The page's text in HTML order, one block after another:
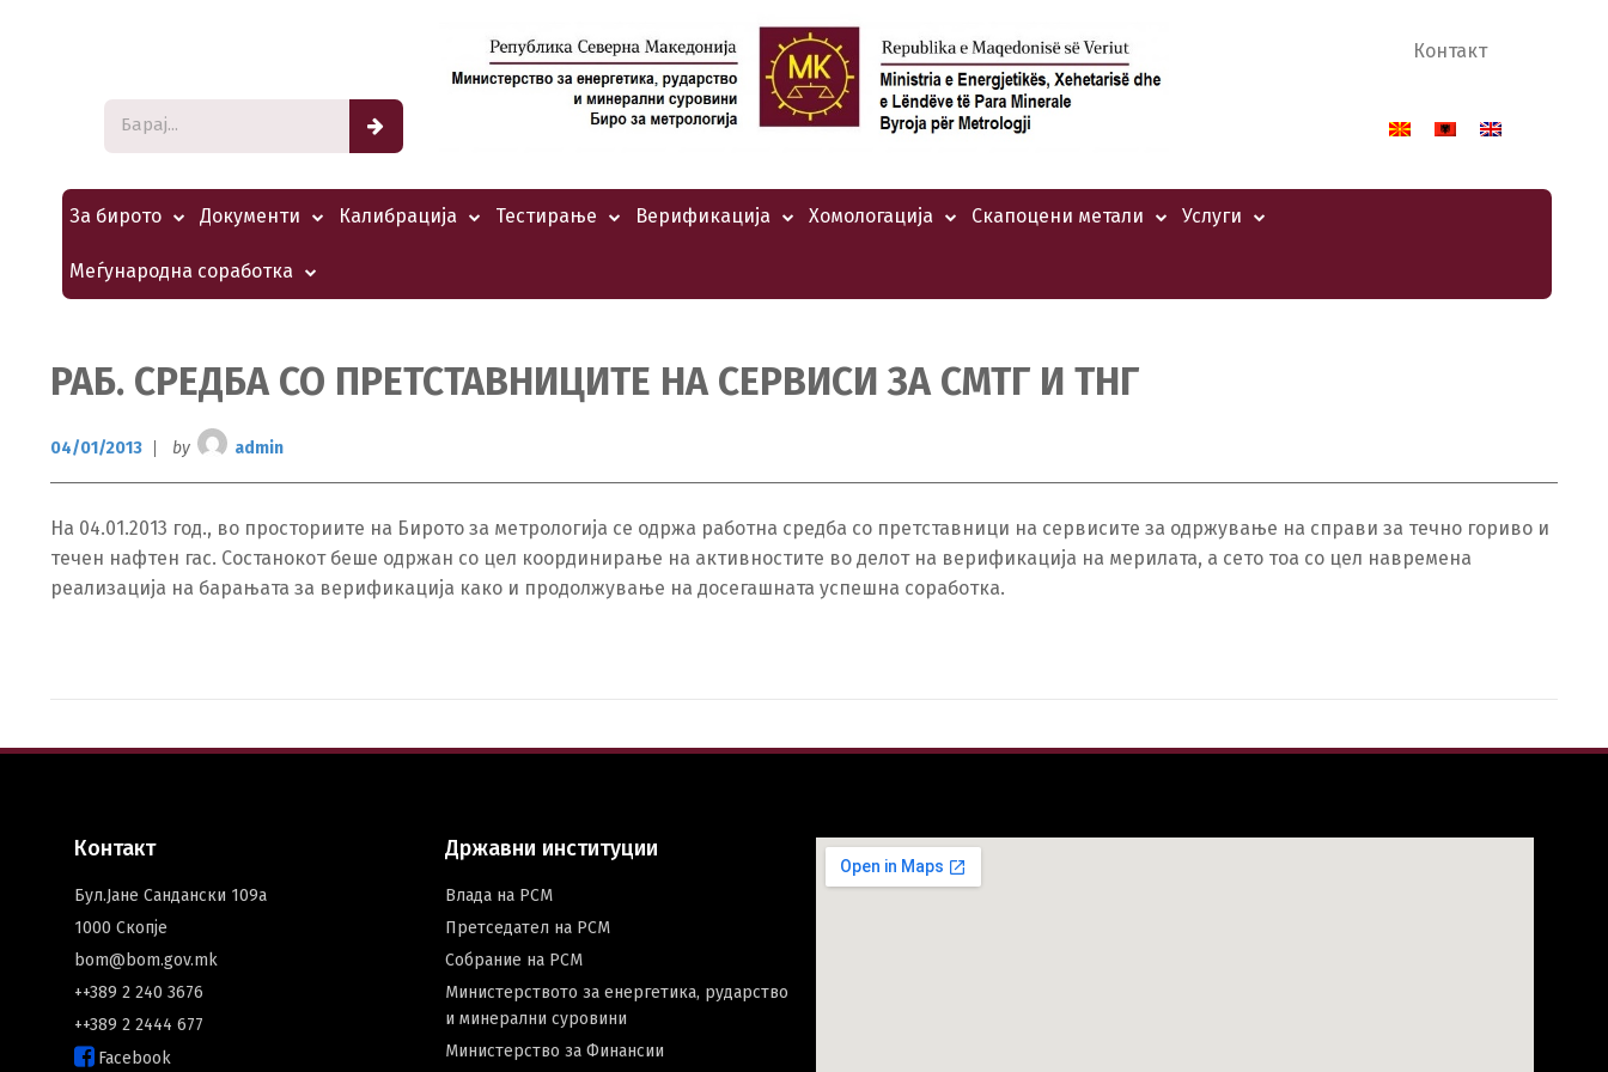
Контакт
За бирото Документи Калибрација Тестирање Верификација Хомологација Скапоцени метали Услуги
Меѓународна соработка
РАБ. СРЕДБА СО ПРЕТСТАВНИЦИТЕ НА СЕРВИСИ ЗА СМТГ И ТНГ
04/01/2013 by admin
На 04.01.2013 год., во просториите на Бирото за метрологија се одржа работна средба со претставници на сервисите за одржување на справи за течно гориво и
течен нафтен гас. Состанокот беше одржан со цел координирање на активностите во делот на верификација на мерилата, а сето тоа со цел навремена
реализација на барањата за верификација како и продолжување на досегашната успешна соработка.
Контакт
Бул.Јане Сандански 109а
1000 Скопје
bom@bom.gov.mk
++389 2 240 3676
++389 2 2444 677
Facebook
Државни институции
Влада на РСМ
Претседател на РСМ
Собрание на РСМ
Министерството за енергетика, рударство
и минерални суровини
Министерство за Финансии